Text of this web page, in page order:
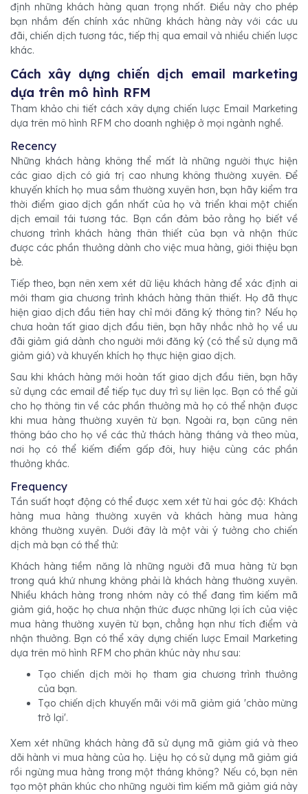
định những khách hàng quan trọng nhất. Điều này cho phép
bạn nhắm đến chính xác những khách hàng này với các ưu
đãi, chiến dịch tương tác, tiếp thị qua email và nhiều chiến lược
khác.
Cách xây dựng chiến dịch email marketing
dựa trên mô hình RFM
Tham khảo chi tiết cách xây dựng chiến lược Email Marketing
dựa trên mô hình RFM cho doanh nghiệp ở mọi ngành nghề.
Recency
Những khách hàng không thể mất là những người thực hiện
các giao dịch có giá trị cao nhưng không thường xuyên. Để
khuyến khích họ mua sắm thường xuyên hơn, bạn hãy kiểm tra
thời điểm giao dịch gần nhất của họ và triển khai một chiến
dịch email tái tương tác. Bạn cần đảm bảo rằng họ biết về
chương trình khách hàng thân thiết của bạn và nhận thức
được các phần thưởng dành cho việc mua hàng, giới thiệu bạn
bè.
Tiếp theo, bạn nên xem xét dữ liệu khách hàng để xác định ai
mới tham gia chương trình khách hàng thân thiết. Họ đã thực
hiện giao dịch đầu tiên hay chỉ mới đăng ký thông tin? Nếu họ
chưa hoàn tất giao dịch đầu tiên, bạn hãy nhắc nhở họ về ưu
đãi giảm giá dành cho người mới đăng ký (có thể sử dụng mã
giảm giá) và khuyến khích họ thực hiện giao dịch.
Sau khi khách hàng mới hoàn tất giao dịch đầu tiên, bạn hãy
sử dụng các email để tiếp tục duy trì sự liên lạc. Bạn có thể gửi
cho họ thông tin về các phần thưởng mà họ có thể nhận được
khi mua hàng thường xuyên từ bạn. Ngoài ra, bạn cũng nên
thông báo cho họ về các thử thách hàng tháng và theo mùa,
nơi họ có thể kiếm điểm gấp đôi, huy hiệu cùng các phần
thưởng khác.
Frequency
Tần suất hoạt động có thể được xem xét từ hai góc độ: Khách
hàng mua hàng thường xuyên và khách hàng mua hàng
không thường xuyên. Dưới đây là một vài ý tưởng cho chiến
dịch mà bạn có thể thử:
Khách hàng tiềm năng là những người đã mua hàng từ bạn
trong quá khứ nhưng không phải là khách hàng thường xuyên.
Nhiều khách hàng trong nhóm này có thể đang tìm kiếm mã
giảm giá, hoặc họ chưa nhận thức được những lợi ích của việc
mua hàng thường xuyên từ bạn, chẳng hạn như tích điểm và
nhận thưởng. Bạn có thể xây dựng chiến lược Email Marketing
dựa trên mô hình RFM cho phân khúc này như sau:
Tạo chiến dịch mời họ tham gia chương trình thưởng
của bạn.
Tạo chiến dịch khuyến mãi với mã giảm giá 'chào mừng
trở lại'.
Xem xét những khách hàng đã sử dụng mã giảm giá và theo
dõi hành vi mua hàng của họ. Liệu họ có sử dụng mã giảm giá
rồi ngừng mua hàng trong một tháng không? Nếu có, bạn nên
tạo một phân khúc cho những người tìm kiếm mã giảm giá này